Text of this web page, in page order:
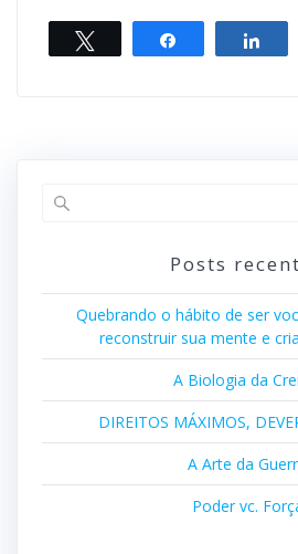
Compartilhar
Posts
Quebrando o hábito de ser
reconstruir sua mente e
A Biologia da
DIREITOS MÁXIMOS,
A Arte da
Poder vc.